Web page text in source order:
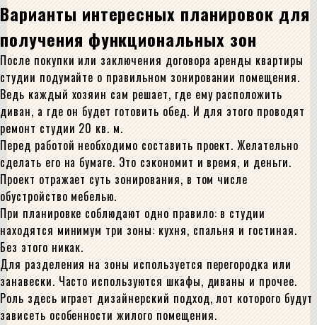
Варианты интересных планировок для
получения функциональных зон
После покупки или заключения договора аренды квартиры
студии подумайте о правильном зонировании помещения.
Ведь каждый хозяин сам решает, где ему расположить
диван, а где он будет готовить обед. И для этого проводят
ремонт студии 20 кв. м.
Перед работой необходимо составить проект. Желательно
сделать его на бумаге. Это сэкономит и время, и деньги.
Проект отражает суть зонирования, в том числе
обустройство мебелью.
При планировке соблюдают одно правило: в студии
находятся минимум три зоны: кухня, спальня и гостиная.
Без этого никак.
Для разделения на зоны используется перегородка или
занавески. Часто используются шкафы, диваны и прочее.
Роль здесь играет дизайнерский подход, лот которого будут
зависеть особенности жилого помещения.